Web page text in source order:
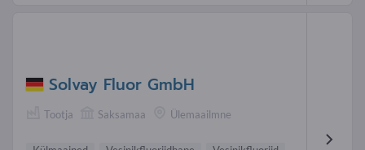
Solvay Fluor GmbH
Tootja Saksamaa Ülemaailmne